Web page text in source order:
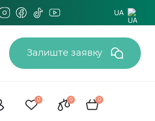
UA
Залиште заявку
0 0 0